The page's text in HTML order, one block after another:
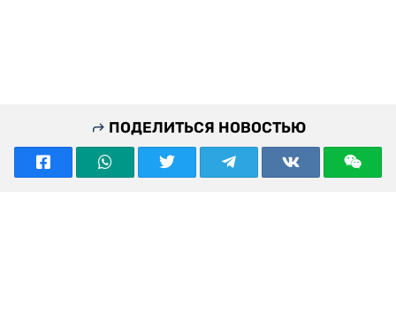
ПОДЕЛИТЬСЯ НОВОСТЬЮ